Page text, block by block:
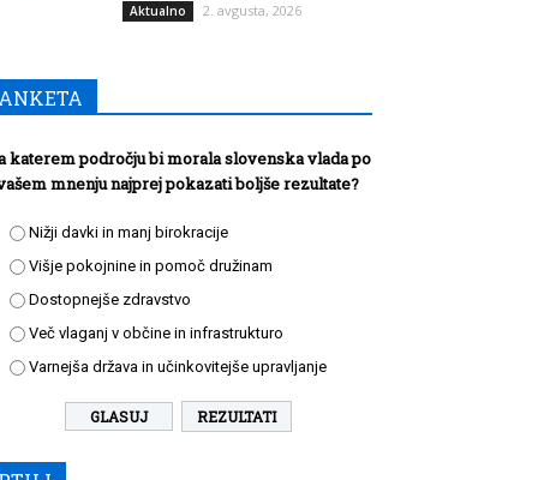
Aktualno 2. avgusta, 2026
katerem področju bi morala slovenska vlada po
mnenju najprej pokazati boljše rezultate?
Nižji davki in manj birokracije
Višje pokojnine in pomoč družinam
Dostopnejše zdravstvo
Več vlaganj v občine in infrastrukturo
Varnejša država in učinkovitejše upravljanje
REZULTATI